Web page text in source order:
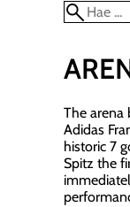
The arena
Adidas
historic 7
Spitz the